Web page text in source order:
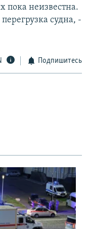
пока неизвестна.
судна, -
Подпишитесь